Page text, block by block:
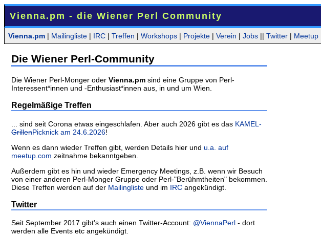
Vienna.pm - die Wiener Perl Community
Vienna.pm | Mailingliste | IRC | Treffen | Workshops | Projekte | Verein | Jobs || Twitter | Meetup
Die Wiener Perl-Community
Die Wiener Perl-Monger oder Vienna.pm sind eine Gruppe von Perl-
Interessent*innen und -Enthusiast*innen aus, in und um Wien.
Regelmäßige Treffen
... sind seit Corona etwas eingeschlafen. Aber auch 2026 gibt es das KAMEL-
GrillenPicknick am 24.6.2026!
Wenn es dann wieder Treffen gibt, werden Details hier und u.a. auf
meetup.com zeitnahme bekanntgeben.
Außerdem gibt es hin und wieder Emergency Meetings, z.B. wenn wir Besuch
von einer anderen Perl-Monger Gruppe oder Perl-"Berühmtheiten" bekommen.
Diese Treffen werden auf der Mailingliste und im IRC angekündigt.
Twitter
Seit September 2017 gibt's auch einen Twitter-Account: @ViennaPerl - dort
werden alle Events etc angekündigt.